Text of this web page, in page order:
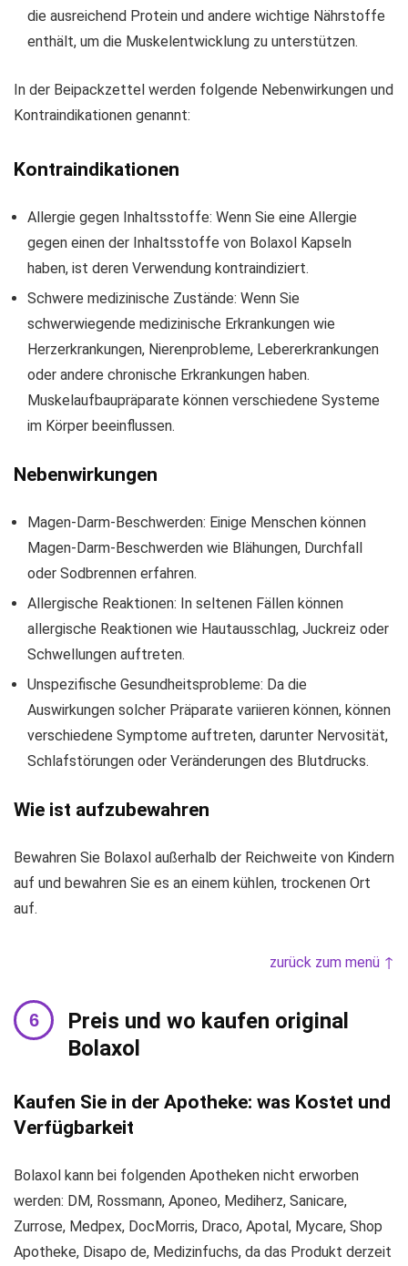
die ausreichend Protein und andere wichtige Nährstoffe
enthält, um die Muskelentwicklung zu unterstützen.
In der Beipackzettel werden folgende Nebenwirkungen und
Kontraindikationen genannt:
Kontraindikationen
Allergie gegen Inhaltsstoffe: Wenn Sie eine Allergie
gegen einen der Inhaltsstoffe von Bolaxol Kapseln
haben, ist deren Verwendung kontraindiziert.
Schwere medizinische Zustände: Wenn Sie
schwerwiegende medizinische Erkrankungen wie
Herzerkrankungen, Nierenprobleme, Lebererkrankungen
oder andere chronische Erkrankungen haben.
Muskelaufbaupräparate können verschiedene Systeme
im Körper beeinflussen.
Nebenwirkungen
Magen-Darm-Beschwerden: Einige Menschen können
Magen-Darm-Beschwerden wie Blähungen, Durchfall
oder Sodbrennen erfahren.
Allergische Reaktionen: In seltenen Fällen können
allergische Reaktionen wie Hautausschlag, Juckreiz oder
Schwellungen auftreten.
Unspezifische Gesundheitsprobleme: Da die
Auswirkungen solcher Präparate variieren können, können
verschiedene Symptome auftreten, darunter Nervosität,
Schlafstörungen oder Veränderungen des Blutdrucks.
Wie ist aufzubewahren
Bewahren Sie Bolaxol außerhalb der Reichweite von Kindern
auf und bewahren Sie es an einem kühlen, trockenen Ort
auf.
zurück zum menü ↑
Preis und wo kaufen original
Bolaxol
Kaufen Sie in der Apotheke: was Kostet und
Verfügbarkeit
Bolaxol kann bei folgenden Apotheken nicht erworben
werden: DM, Rossmann, Aponeo, Mediherz, Sanicare,
Zurrose, Medpex, DocMorris, Draco, Apotal, Mycare, Shop
Apotheke, Disapo de, Medizinfuchs, da das Produkt derzeit